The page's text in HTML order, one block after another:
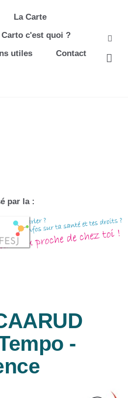
La Carte
Carto c'est quoi ?
utiles
Contact
par la :
-